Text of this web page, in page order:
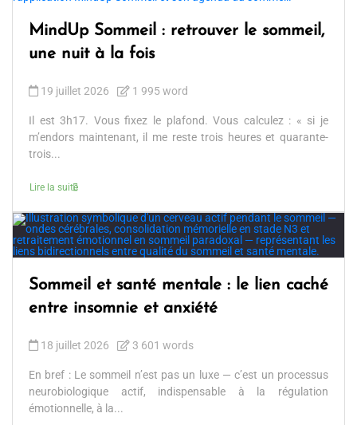
MindUp Sommeil : retrouver le sommeil,
une nuit à la fois
19 juillet 2026 1 995 word
Il est 3h17. Vous fixez le plafond. Vous calculez : « si je
m’endors maintenant, il me reste trois heures et quarante-
trois...
Lire la suite
Sommeil et santé mentale : le lien caché
entre insomnie et anxiété
18 juillet 2026 3 601 words
En bref : Le sommeil n’est pas un luxe — c’est un processus
neurobiologique actif, indispensable à la régulation
émotionnelle, à la...